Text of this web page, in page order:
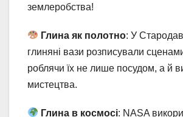
землеробства!
Глина як полотно: У
глиняні вази розписували
роблячи їх не лише посудом, а й
мистецтва.
Глина в космосі: NASA